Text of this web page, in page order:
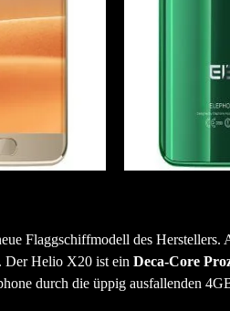
Flaggschiffmodell des Herstellers.
Der Helio X20 ist ein Deca-Core
durch die üppig ausfallenden